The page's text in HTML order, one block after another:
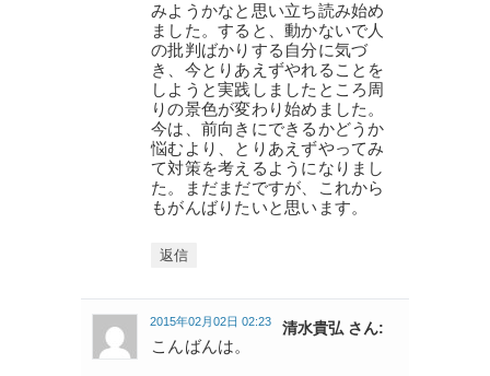
みようかなと思い立ち読み始め
ました。すると、動かないで人
の批判ばかりする自分に気づ
き、今とりあえずやれることを
しようと実践しましたところ周
りの景色が変わり始めました。
今は、前向きにできるかどうか
悩むより、とりあえずやってみ
て対策を考えるようになりまし
た。まだまだですが、これから
もがんばりたいと思います。
返信
清水貴弘 さん:
2015年02月02日 02:23
こんばんは。